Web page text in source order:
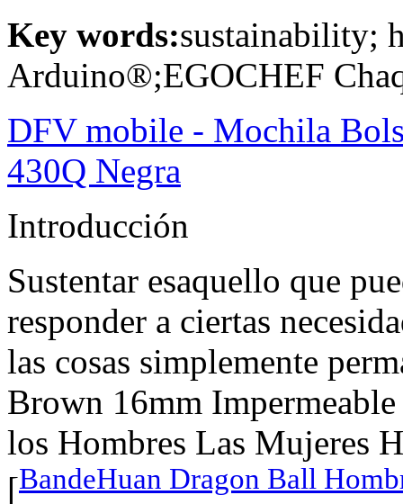
Key words:sustainability;
Arduino®;EGOCHEF
DFV mobile - Mochila
430Q Negra
Introducción
Sustentar esaquello que
responder a ciertas
las cosas simplemente
Brown 16mm
los Hombres Las Mujeres
[BandeHuan Dragon Ball